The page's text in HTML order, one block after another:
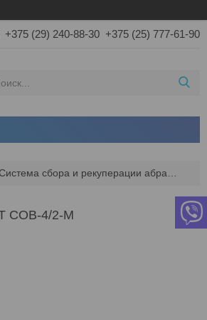
+375 (29) 240-88-30 +375 (25) 777-61-90
СОВ-4/2-М